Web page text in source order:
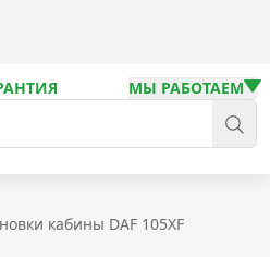
МЫ РАБОТАЕМ
кабины DAF 105XF